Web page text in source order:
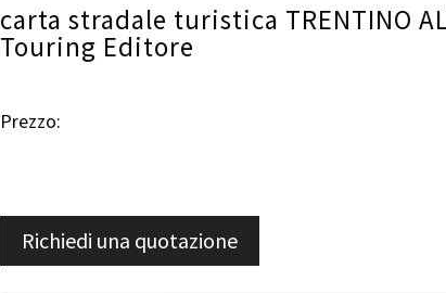
carta stradale turistica TRENTINO
Touring Editore
Prezzo:
Richiedi una quotazione